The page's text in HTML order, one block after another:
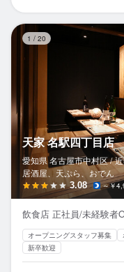
1 / 20
天家 名駅四丁目店
愛知県 名古屋市中村区 /
居酒屋、天ぷら、おでん
3.08 ～￥
飲食店 正社員/未経験者
オープニングスタッフ募集
新卒歓迎